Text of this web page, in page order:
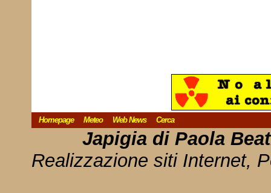
Homepage Meteo Web News Cerca
Japigia di Paola
Realizzazione siti Internet,